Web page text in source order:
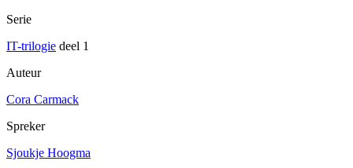
Serie
IT-trilogie deel 1
Auteur
Cora Carmack
Spreker
Sjoukje Hoogma